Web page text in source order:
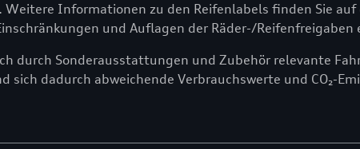
Weitere Informationen zu den Reifenlabels finden Sie
und Auflagen der Räder-/
durch Sonderausstattungen und Zubehör relevante
sich dadurch abweichende Verbrauchswerte und CO₂-